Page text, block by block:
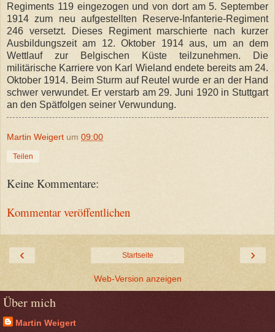
Regiments 119 eingezogen und von dort am 5. September
1914 zum neu aufgestellten Reserve-Infanterie-Regiment
246 versetzt. Dieses Regiment marschierte nach kurzer
Ausbildungszeit am 12. Oktober 1914 aus, um an dem
Wettlauf zur Belgischen Küste teilzunehmen. Die
militärische Karriere von Karl Wieland endete bereits am 24.
Oktober 1914. Beim Sturm auf Reutel wurde er an der Hand
schwer verwundet. Er verstarb am 29. Juni 1920 in Stuttgart
an den Spätfolgen seiner Verwundung.
Martin Weigert um 09:00
Teilen
Keine Kommentare:
Kommentar veröffentlichen
‹ ›
Startseite
Web-Version anzeigen
Über mich
Martin Weigert